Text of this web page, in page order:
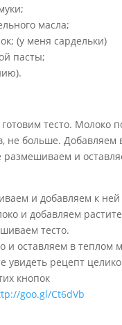
масла;
(у меня сардельки)
пасты;
тесто. Молоко
не больше. Добавляем
и
и добавляем к ней
и добавляем
тесто.
и оставляем в теплом
увидеть рецепт
кнопок
goo.gl/Ct6dVb